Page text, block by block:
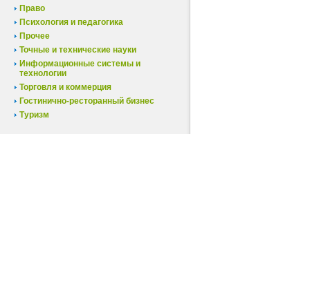
Право
Психология и педагогика
Прочее
Точные и технические науки
Информационные системы и
технологии
Торговля и коммерция
Гостинично-ресторанный бизнес
Туризм